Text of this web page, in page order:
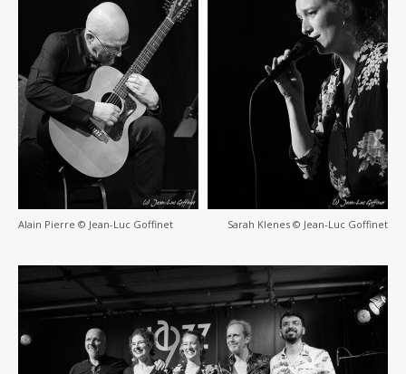
Alain Pierre © Jean-Luc Goffinet Sarah Klenes © Jean-Luc Goffinet